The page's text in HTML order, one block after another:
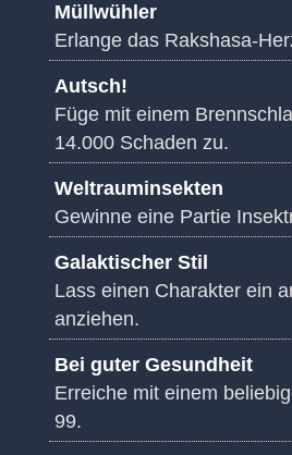
Müllwühler
Erlange das Rakshasa-
Autsch!
Füge mit einem
14.000 Schaden zu.
Weltrauminsekten
Gewinne eine Partie
Galaktischer Stil
Lass einen Charakter ein
anziehen.
Bei guter Gesundheit
Erreiche mit einem
99.